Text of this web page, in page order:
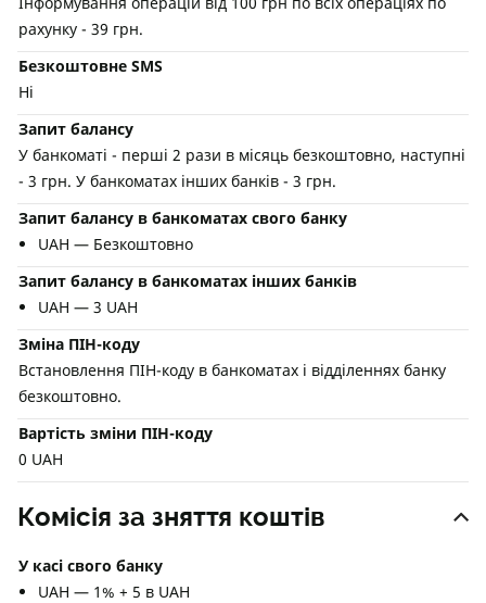
рахунку - 39 грн.
Безкоштовне SMS
Ні
Запит балансу
У банкоматі - перші 2 рази в місяць безкоштовно, наступні
- 3 грн. У банкоматах інших банків - 3 грн.
Запит балансу в банкоматах свого банку
UAH — Безкоштовно
Запит балансу в банкоматах інших банків
UAH — 3 UAH
Зміна ПІН-коду
Встановлення ПІН-коду в банкоматах і відділеннях банку
безкоштовно.
Вартість зміни ПІН-коду
0 UAH
Комісія за зняття коштів
У касі свого банку
UAH — 1% + 5 в UAH